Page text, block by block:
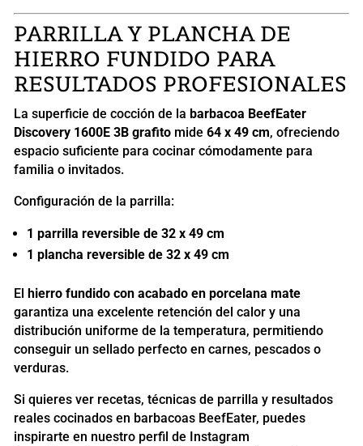
PARRILLA Y PLANCHA DE
HIERRO FUNDIDO PARA
RESULTADOS PROFESIONALES
La superficie de cocción de la barbacoa BeefEater
Discovery 1600E 3B grafitomide 64 x 49 cm, ofreciendo
espacio suficiente para cocinar cómodamente para
familia o invitados.
Configuración de la parrilla:
1 parrilla reversible de 32 x 49 cm
1 plancha reversible de 32 x 49 cm
El hierro fundido con acabado en porcelana mate
garantiza una excelente retención del calor y una
distribución uniforme de la temperatura, permitiendo
conseguir un sellado perfecto en carnes, pescados o
verduras.
Si quieres ver recetas, técnicas de parrilla y resultados
reales cocinados en barbacoas BeefEater, puedes
inspirarte en nuestro perfil de Instagram